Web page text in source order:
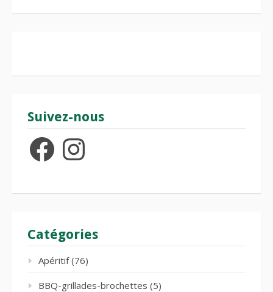
Suivez-nous
FacebookInstagram
Catégories
Apéritif(76)
BBQ-grillades-brochettes (5)